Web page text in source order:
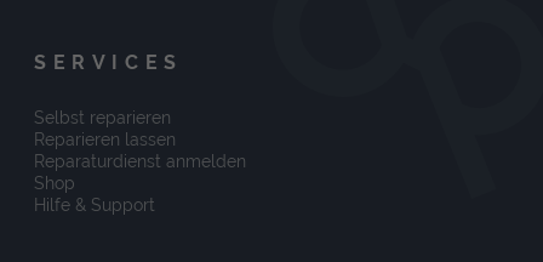
SERVICES
Selbst reparieren
Reparieren lassen
Reparaturdienst anmelden
Shop
Hilfe & Support